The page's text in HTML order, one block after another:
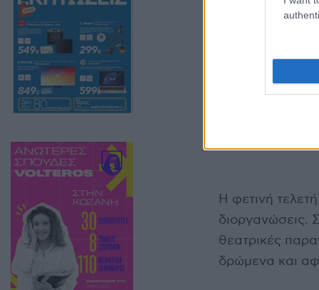
Η φετινή
διοργανώσεις.
θεατρικές
δρώμενα και